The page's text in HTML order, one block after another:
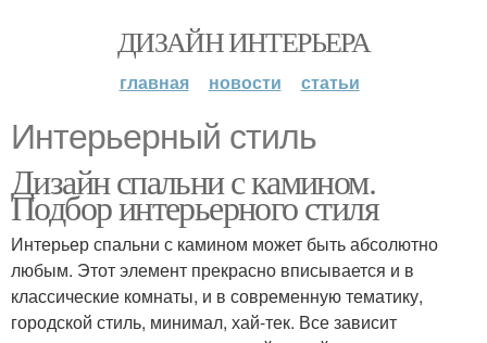
ДИЗАЙН ИНТЕРЬЕРА
главная новости статьи
Интерьерный стиль
Дизайн спальни с камином.
Подбор интерьерного стиля
Интерьер спальни с камином может быть абсолютно
любым. Этот элемент прекрасно вписывается и в
классические комнаты, и в современную тематику,
городской стиль, минимал, хай-тек. Все зависит